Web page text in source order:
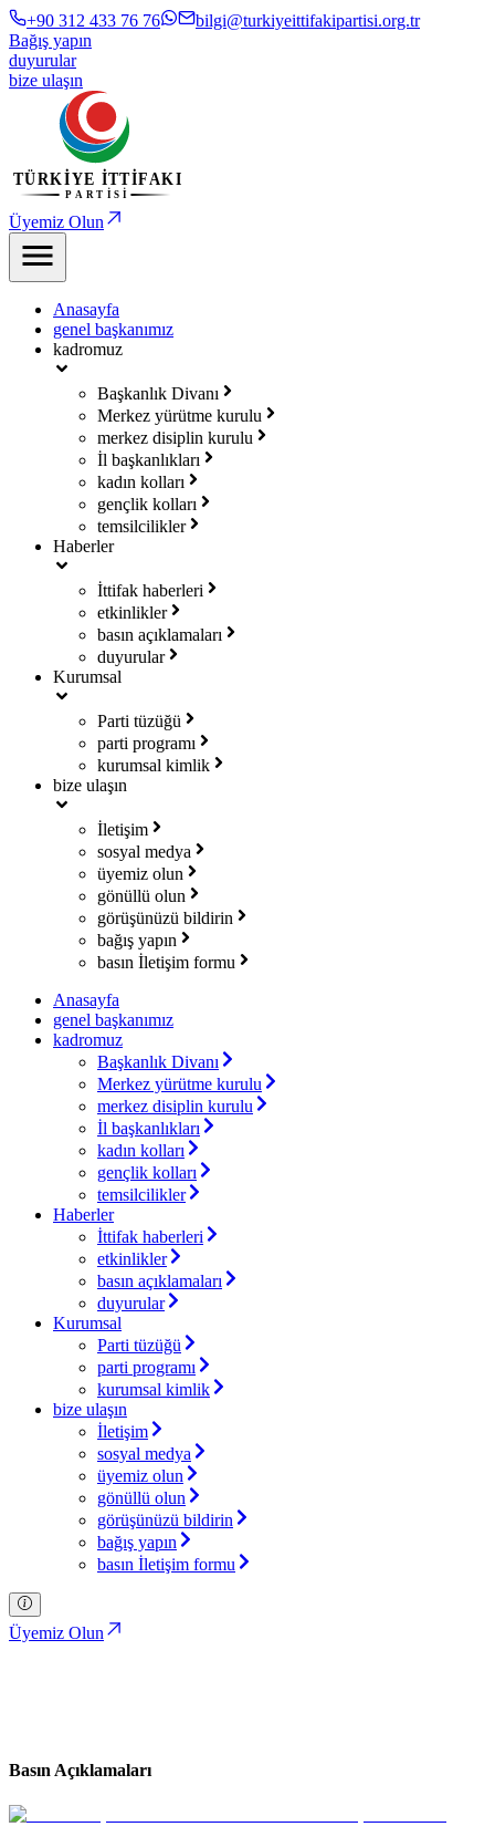
+90 312 433 76 76
bilgi@turkiyeittifakipartisi.org.tr
Bağış yapın
duyurular
bize ulaşın
Üyemiz Olun
Anasayfa
genel başkanımız
kadromuz
Başkanlık Divanı
Merkez yürütme kurulu
merkez disiplin kurulu
İl başkanlıkları
kadın kolları
gençlik kolları
temsilcilikler
Haberler
İttifak haberleri
etkinlikler
basın açıklamaları
duyurular
Kurumsal
Parti tüzüğü
parti programı
kurumsal kimlik
bize ulaşın
İletişim
sosyal medya
üyemiz olun
gönüllü olun
görüşünüzü bildirin
bağış yapın
basın İletişim formu
Anasayfa
genel başkanımız
kadromuz
Başkanlık Divanı
Merkez yürütme kurulu
merkez disiplin kurulu
İl başkanlıkları
kadın kolları
gençlik kolları
temsilcilikler
Haberler
İttifak haberleri
etkinlikler
basın açıklamaları
duyurular
Kurumsal
Parti tüzüğü
parti programı
kurumsal kimlik
bize ulaşın
İletişim
sosyal medya
üyemiz olun
gönüllü olun
görüşünüzü bildirin
bağış yapın
basın İletişim formu
Üyemiz Olun
Basın Açıklamaları